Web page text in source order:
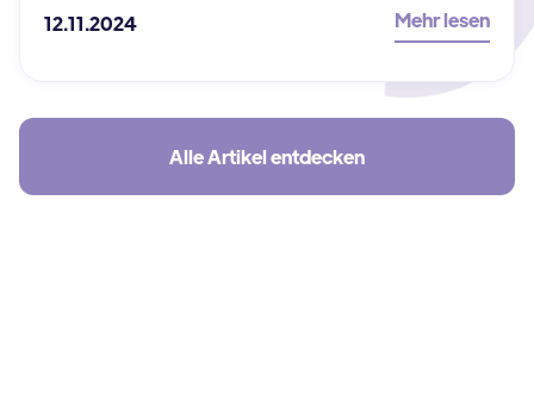
12.11.2024 Mehr lesen
Alle Artikel entdecken